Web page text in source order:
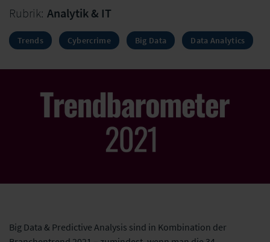
Rubrik: Analytik & IT
Trends Cybercrime Big Data Data Analytics
Big Data & Predictive Analysis sind in Kombination der